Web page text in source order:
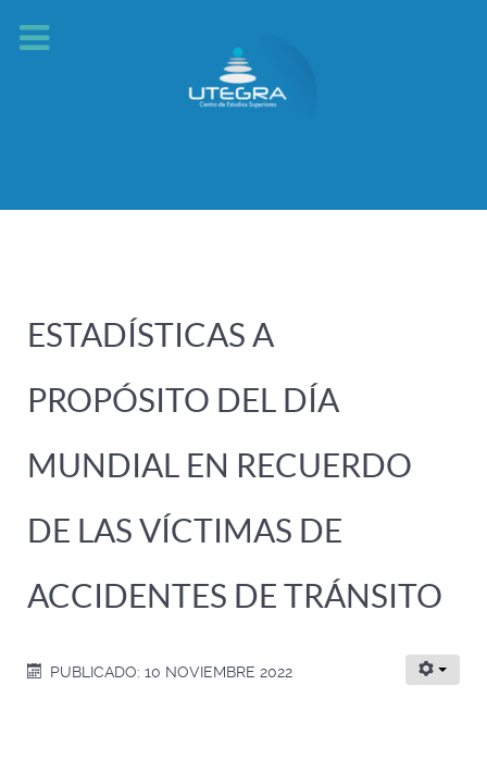
ESTADÍSTICAS A
PROPÓSITO DEL DÍA
MUNDIAL EN RECUERDO
DE LAS VÍCTIMAS DE
ACCIDENTES DE TRÁNSITO
PUBLICADO: 10 NOVIEMBRE 2022